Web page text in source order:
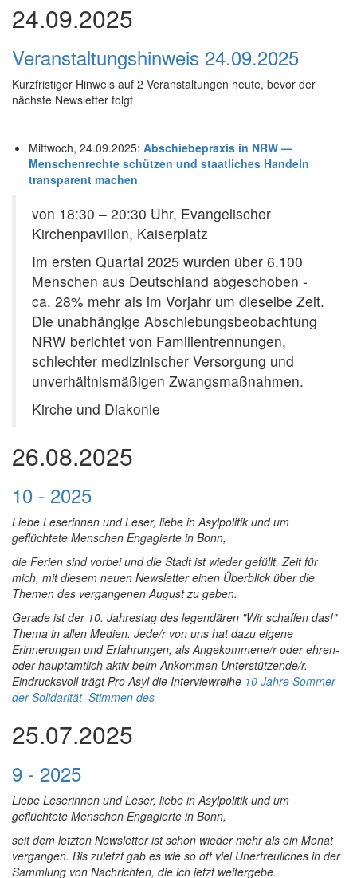
24.09.2025
Veranstaltungshinweis 24.09.2025
Kurzfristiger Hinweis auf 2 Veranstaltungen heute, bevor der
nächste Newsletter folgt
Mittwoch, 24.09.2025: Abschiebepraxis in NRW —
Menschenrechte schützen und staatliches Handeln
transparent machen
von 18:30 – 20:30 Uhr, Evangelischer
Kirchenpavillon, Kaiserplatz
Im ersten Quartal 2025 wurden über 6.100
Menschen aus Deutschland abgeschoben -
ca. 28% mehr als im Vorjahr um dieselbe Zeit.
Die unabhängige Abschiebungsbeobachtung
NRW berichtet von Familientrennungen,
schlechter medizinischer Versorgung und
unverhältnismäßigen Zwangsmaßnahmen.
Kirche und Diakonie
26.08.2025
10 - 2025
Liebe Leserinnen und Leser, liebe in Asylpolitik und um
geflüchtete Menschen Engagierte in Bonn,
die Ferien sind vorbei und die Stadt ist wieder gefüllt. Zeit für
mich, mit diesem neuen Newsletter einen Überblick über die
Themen des vergangenen August zu geben.
Gerade ist der 10. Jahrestag des legendären "Wir schaffen das!"
Thema in allen Medien. Jede/r von uns hat dazu eigene
Erinnerungen und Erfahrungen, als Angekommene/r oder ehren-
oder hauptamtlich aktiv beim Ankommen Unterstützende/r.
Eindrucksvoll trägt Pro Asyl die Interviewreihe 10 Jahre Sommer
der Solidarität Stimmen des
25.07.2025
9 - 2025
Liebe Leserinnen und Leser, liebe in Asylpolitik und um
geflüchtete Menschen Engagierte in Bonn,
seit dem letzten Newsletter ist schon wieder mehr als ein Monat
vergangen. Bis zuletzt gab es wie so oft viel Unerfreuliches in der
Sammlung von Nachrichten, die ich jetzt weitergebe.